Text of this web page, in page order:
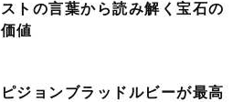
ストの言葉から読み解く宝石の
価値
ピジョンブラッドルビーが最高